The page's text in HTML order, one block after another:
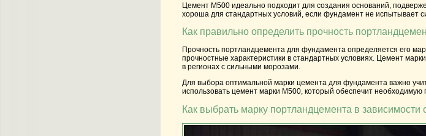
Цемент М500 идеально подходит для создания оснований,
хороша для стандартных условий, если фундамент не испытывает
Как правильно определить прочность
Прочность портландцемента для фундамента определяется его
прочностные характеристики в стандартных условиях. Цемент марки
в регионах с сильными морозами.
Для выбора оптимальной марки цемента для фундамента важно
использовать цемент марки М500, который обеспечит необходимую
Как выбрать марку портландцемента в зависимости